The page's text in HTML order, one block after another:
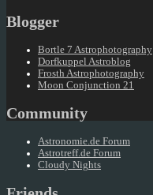
Blogger
Bortle 7 Astrophotography
Dorfkuppel Astroblog
Frosth Astrophotography
Moon Conjunction 21
Community
Astronomie.de Forum
Astrotreff.de Forum
Cloudy Nights